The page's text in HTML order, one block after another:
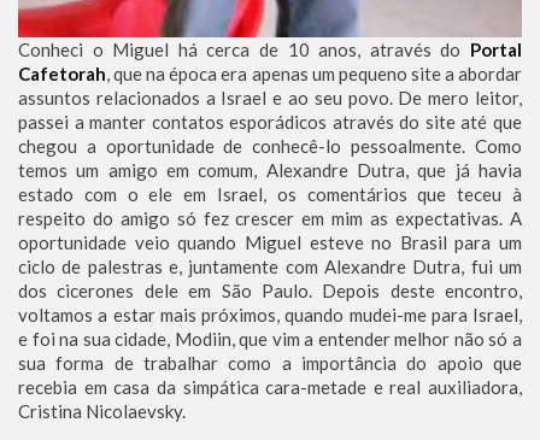
Conheci o Miguel há cerca de 10 anos, através do Portal
Cafetorah, que na época era apenas um pequeno site a abordar
assuntos relacionados a Israel e ao seu povo. De mero leitor,
passei a manter contatos esporádicos através do site até que
chegou a oportunidade de conhecê-lo pessoalmente. Como
temos um amigo em comum, Alexandre Dutra, que já havia
estado com o ele em Israel, os comentários que teceu à
respeito do amigo só fez crescer em mim as expectativas. A
oportunidade veio quando Miguel esteve no Brasil para um
ciclo de palestras e, juntamente com Alexandre Dutra, fui um
dos cicerones dele em São Paulo. Depois deste encontro,
voltamos a estar mais próximos, quando mudei-me para Israel,
e foi na sua cidade, Modiin, que vim a entender melhor não só a
sua forma de trabalhar como a importância do apoio que
recebia em casa da simpática cara-metade e real auxiliadora,
Cristina Nicolaevsky.